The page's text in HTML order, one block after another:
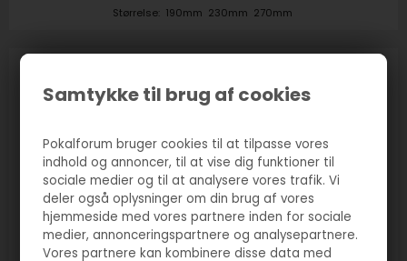
Samtykke til brug af cookies
Pokalforum bruger cookies til at tilpasse vores
indhold og annoncer, til at vise dig funktioner til
sociale medier og til at analysere vores trafik. Vi
deler også oplysninger om din brug af vores
hjemmeside med vores partnere inden for sociale
medier, annonceringspartnere og analysepartnere.
Vores partnere kan kombinere disse data med
Størrelse: 190mm 230mm 270mm